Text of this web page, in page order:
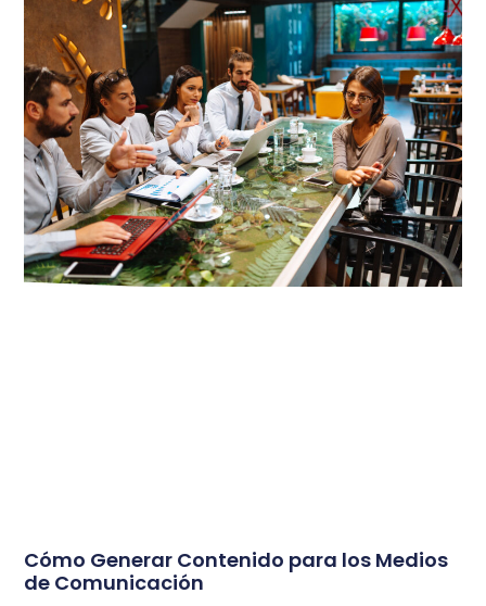
Cómo Generar Contenido para los Medios
de Comunicación